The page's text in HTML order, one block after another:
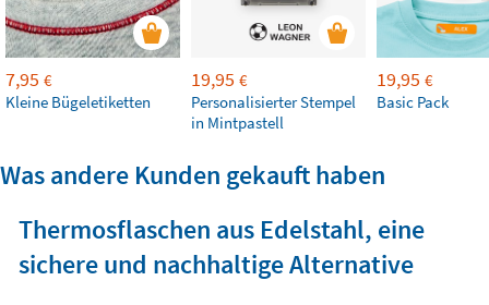
7,95 €
Kleine Bügeletiketten
19,95 €
Personalisierter Stempel
in Mintpastell
19,95 €
Basic Pack
Was andere Kunden gekauft haben
Thermosflaschen aus Edelstahl, eine
sichere und nachhaltige Alternative